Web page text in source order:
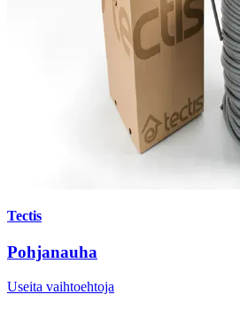
Tectis
Pohjanauha
Useita vaihtoehtoja